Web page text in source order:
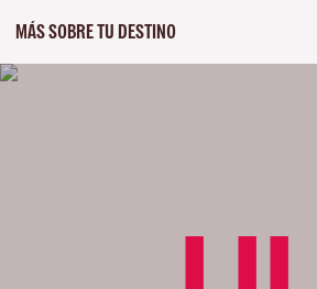
MÁS SOBRE TU DESTINO